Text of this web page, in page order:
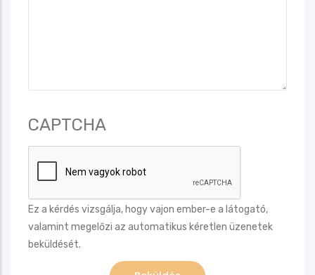
CAPTCHA
Ez a kérdés vizsgálja, hogy vajon ember-e a látogató,
valamint megelőzi az automatikus kéretlen üzenetek
beküldését.